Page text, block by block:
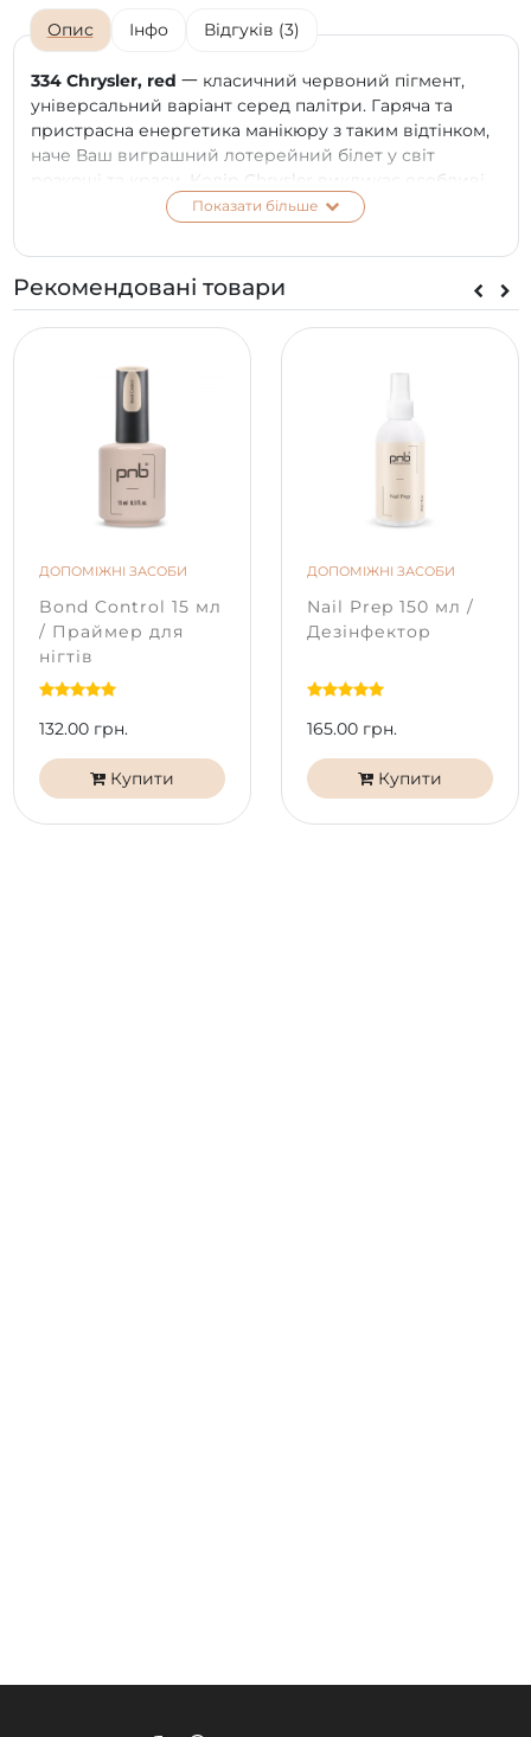
Опис Інфо Відгуків (3)
334 Chrysler, red 一 класичний червоний пігмент,
універсальний варіант серед палітри. Гаряча та
пристрасна енергетика манікюру з таким відтінком,
наче Ваш виграшний лотерейний білет у світ
розкоші та краси. Колір Chrysler викликає особливі
емоції, наче Ви ловите теплий бриз, проїжджаючи
узбережжям океану в захід сонця.
трендовий відтінок;
щільна пігментація та шикарний глянець;
комфортне нанесення в 1-2 шари;
бездоганно самовирівнюється та розподіляється
по поверхні нігтьової пластини;
покриття ущільнює ніготь, запобігаючи ламкості
та відшаровуванню;
підвищена стійкість манікюру до 3 тижнів;
не змінює колір протягом усього періоду носіння;
СПОСІБ ЗАСТОСУВАННЯ:
Підготуйте нігтьову пластину за допомогою бафа
PNB, зніміть глянець.
Нанесіть допоміжні рідини Nail Dehydrator PNB
та Bond Control PNB на всю пластину.
Нанесіть базове покриття UV/LED Scotch /
Universal / HEMA Free Base PNB тонким шаром.
Нанесіть UV/LED Гель-лак PNB в 1-2 шари,
полімеризуючи кожен LED або UV/LED лампі 60
секунд.
Показати більше
Рекомендовані товари
ДОПОМІЖНІ ЗАСОБИ
Bond Control 15 мл
/ Праймер для
нігтів
132.00 грн.
Купити
ДОПОМІЖНІ ЗАСОБИ
Nail Prep 150 мл /
Дезінфектор
165.00 грн.
Купити